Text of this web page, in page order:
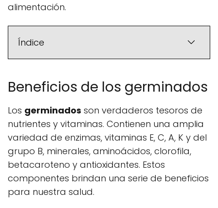
alimentación.
Índice
Beneficios de los germinados
Los germinados son verdaderos tesoros de
nutrientes y vitaminas. Contienen una amplia
variedad de enzimas, vitaminas E, C, A, K y del
grupo B, minerales, aminoácidos, clorofila,
betacaroteno y antioxidantes. Estos
componentes brindan una serie de beneficios
para nuestra salud.